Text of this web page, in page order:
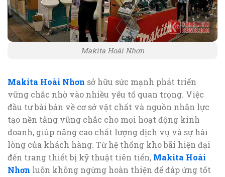
Makita Hoài Nhơn
Makita Hoài Nhơn sở hữu sức mạnh phát triển
vững chắc nhờ vào nhiều yếu tố quan trọng. Việc
đầu tư bài bản về cơ sở vật chất và nguồn nhân lực
tạo nền tảng vững chắc cho mọi hoạt động kinh
doanh, giúp nâng cao chất lượng dịch vụ và sự hài
lòng của khách hàng. Từ hệ thống kho bãi hiện đại
đến trang thiết bị kỹ thuật tiên tiến, Makita Hoài
Nhơn luôn không ngừng hoàn thiện để đáp ứng tốt